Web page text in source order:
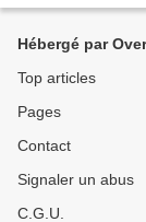
Hébergé par
Top articles
Pages
Contact
Signaler un abus
C.G.U.